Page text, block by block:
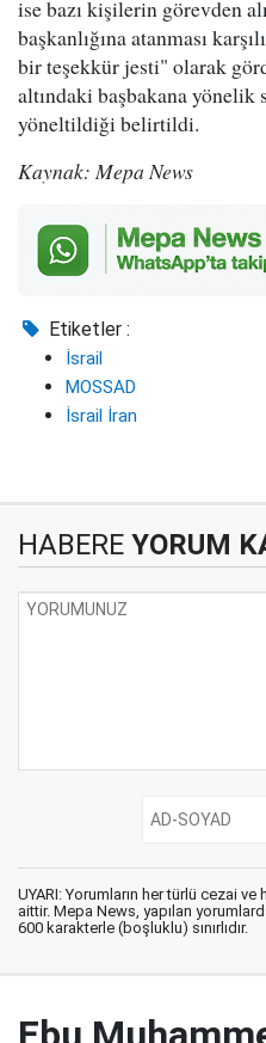
ise bazı kişilerin görevden
başkanlığına atanması
bir teşekkür jesti" olarak
altındaki başbakana yönelik
yöneltildiği belirtildi.
Kaynak: Mepa News
Etiketler :
İsrail
MOSSAD
İsrail İran
HABERE YORUM
UYARI: Yorumların her türlü cezai
aittir. Mepa News, yapılan
600 karakterle (boşluklu) sınırlıdır.